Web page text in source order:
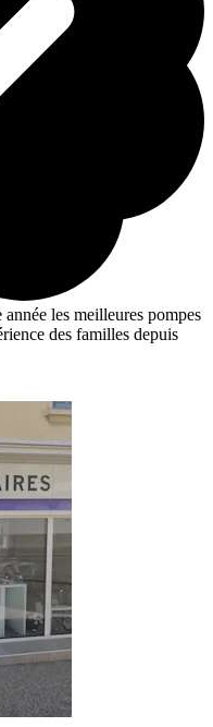
les meilleures pompes
des familles depuis